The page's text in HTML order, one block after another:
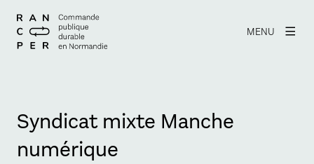
MENU
Syndicat mixte Manche
numérique